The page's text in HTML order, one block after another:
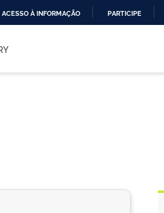
ACESSO À INFORMAÇÃO PARTICIPE